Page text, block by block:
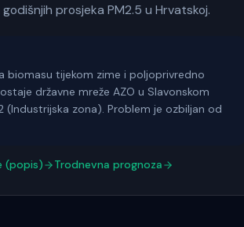
prosjeka PM2.5 u Hrvatskoj.
biomasu tijekom zime i poljoprivredno
državne mreže AZO u Slavonskom
(Industrijska zona). Problem je ozbiljan od
(popis) Trodnevna prognoza